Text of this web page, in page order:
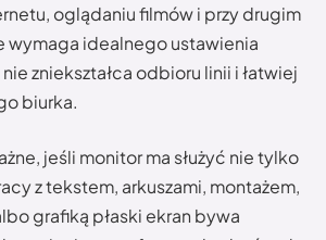
oglądaniu filmów i przy drugim
wymaga idealnego ustawienia
zniekształca odbioru linii i łatwiej
biurka.
jeśli monitor ma służyć nie tylko
z tekstem, arkuszami, montażem,
grafiką płaski ekran bywa